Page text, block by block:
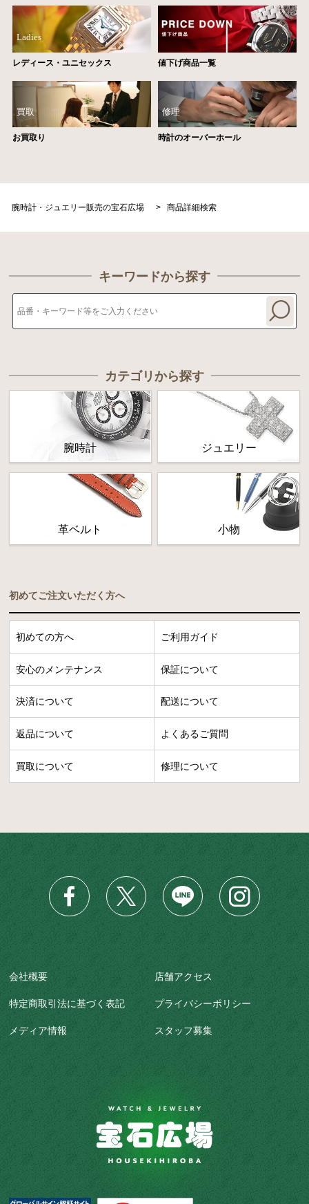
Ladies
レディース・ユニセックス 値下げ商品一覧
買取
お買取り
修理
時計のオーバーホール
腕時計・ジュエリー販売の宝石広場 > 商品詳細検索
キーワードから探す
カテゴリから探す
腕時計 ジュエリー
革ベルト 小物
初めてご注文いただく方へ
初めての方へ ご利用ガイド
安心のメンテナンス 保証について
決済について 配送について
返品について よくあるご質問
買取について 修理について
会社概要 店舗アクセス
特定商取引法に基づく表記 プライバシーポリシー
メディア情報 スタッフ募集